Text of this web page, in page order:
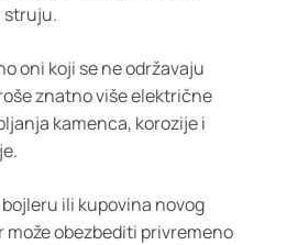
struju.
oni koji se ne održavaju
znatno više električne
kamenca, korozije i
ili kupovina novog
obezbediti privremeno